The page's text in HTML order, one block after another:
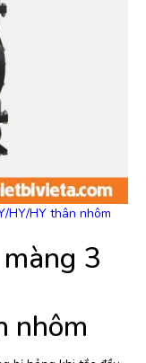
HY/HY thân nhôm
3
nhôm